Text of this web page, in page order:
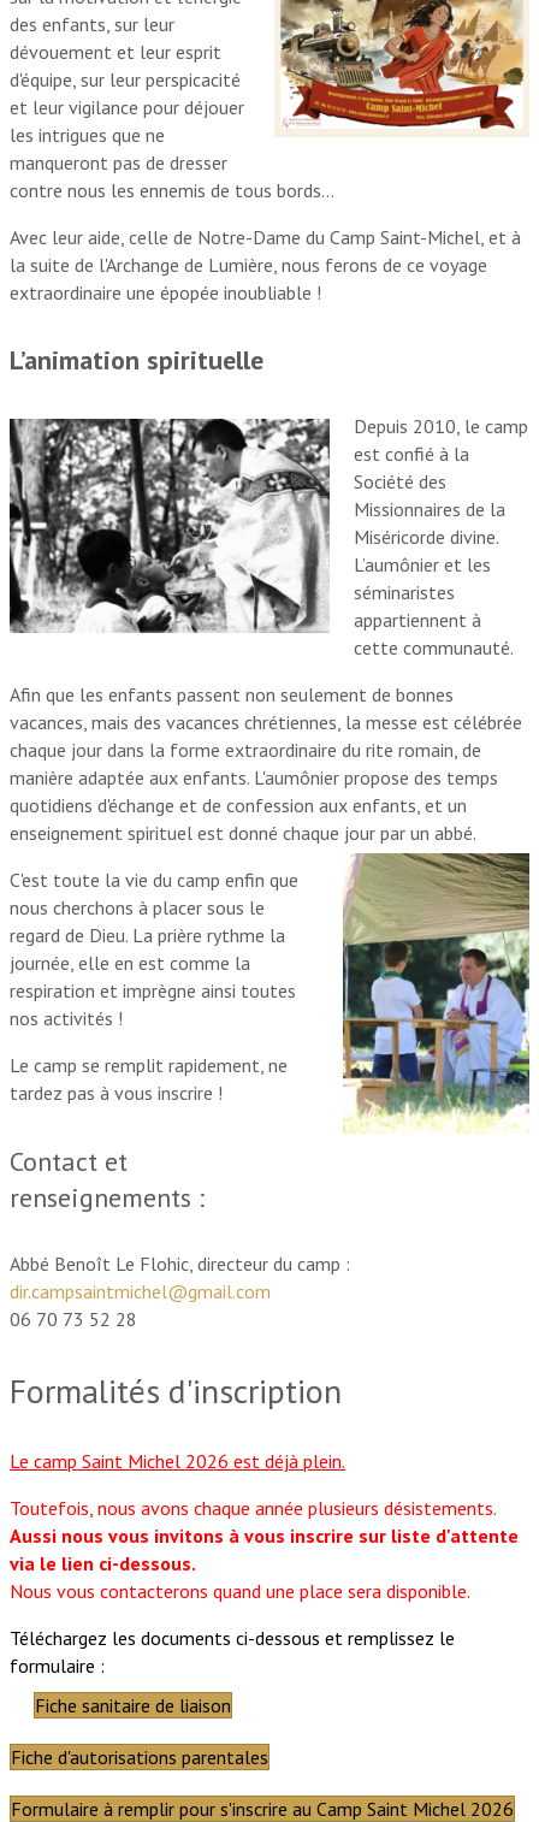
des enfants, sur leur
dévouement et leur esprit
d'équipe, sur leur perspicacité
et leur vigilance pour déjouer
les intrigues que ne
manqueront pas de dresser
contre nous les ennemis de tous bords…
Avec leur aide, celle de Notre-Dame du Camp Saint-Michel, et à
la suite de l'Archange de Lumière, nous ferons de ce voyage
extraordinaire une épopée inoubliable !
L’animation spirituelle
Depuis 2010, le camp
est confié à la
Société des
Missionnaires de la
Miséricorde divine.
L’aumônier et les
séminaristes
appartiennent à
cette communauté.
Afin que les enfants passent non seulement de bonnes
vacances, mais des vacances chrétiennes, la messe est célébrée
chaque jour dans la forme extraordinaire du rite romain, de
manière adaptée aux enfants. L'aumônier propose des temps
quotidiens d'échange et de confession aux enfants, et un
enseignement spirituel est donné chaque jour par un abbé.
C'est toute la vie du camp enfin que
nous cherchons à placer sous le
regard de Dieu. La prière rythme la
journée, elle en est comme la
respiration et imprègne ainsi toutes
nos activités !
Le camp se remplit rapidement, ne
tardez pas à vous inscrire !
Contact et
renseignements :
Abbé Benoît Le Flohic, directeur du camp :
dir.campsaintmichel@gmail.com
06 70 73 52 28
Formalités d'inscription
Le camp Saint Michel 2026 est déjà plein.
Toutefois, nous avons chaque année plusieurs désistements.
Aussi nous vous invitons à vous inscrire sur liste d'attente
via le lien ci-dessous.
Nous vous contacterons quand une place sera disponible.
Téléchargez les documents ci-dessous et remplissez le
formulaire :
Fiche sanitaire de liaison
Fiche d'autorisations parentales
Formulaire à remplir pour s'inscrire au Camp Saint Michel 2026